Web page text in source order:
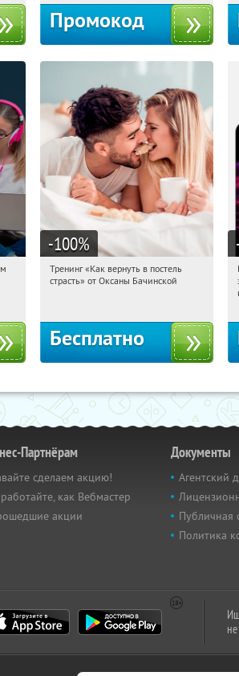
Промокод
-100%
00:15:11 Получили:
Тренинг «Как вернуть в постель
страсть» от Оксаны Бачинской
Бесплатно
Партнёрам
сделаем акцию!
как Вебмастер
акции
Документы
Агентский
Публичная
Политика